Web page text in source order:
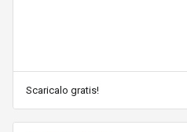
Scaricalo gratis!